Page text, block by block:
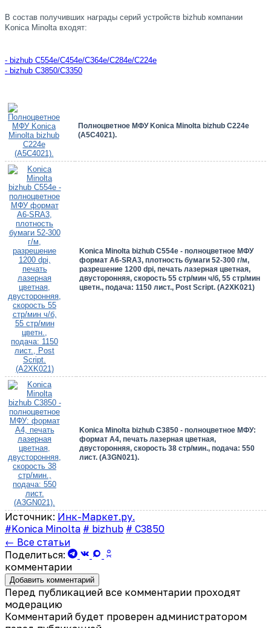
В состав получивших награды серий устройств bizhub компании
Konica Minolta входят:
- bizhub C554e/C454e/C364e/C284e/C224e
- bizhub C3850/C3350
Полноцветное МФУ Konica Minolta bizhub C224e
(A5C4021).
Konica Minolta bizhub C554e - полноцветное МФУ
формат А6-SRA3, плотность бумаги 52-300 г/м,
разрешение 1200 dpi, печать лазерная цветная,
двусторонняя, скорость 55 стр/мин ч/б, 55 стр/мин
цветн., подача: 1150 лист., Post Script. (A2XK021)
Konica Minolta bizhub C3850 - полноцветное МФУ:
формат A4, печать лазерная цветная,
двусторонняя, скорость 38 стр/мин., подача: 550
лист. (A3GN021).
Источник: Инк-Маркет.ру.
#Konica Minolta # bizhub # C3850
← Все статьи
Поделиться:
комментарии
Добавить комментарий
Перед публикацией все комментарии проходят
модерацию
Комментарий будет проверен администратором